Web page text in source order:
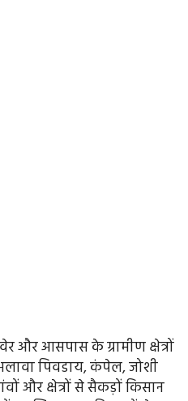
और आसपास के ग्रामीण क्षेत्रों
पिवडाय, कंपेल, जोशी
और क्षेत्रों से सैकड़ों किसान